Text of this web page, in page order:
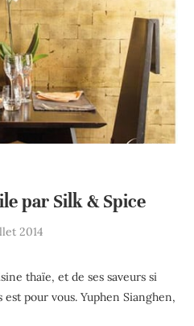
par Silk & Spice
2014
thaïe, et de ses saveurs si
pour vous. Yuphen Sianghen,